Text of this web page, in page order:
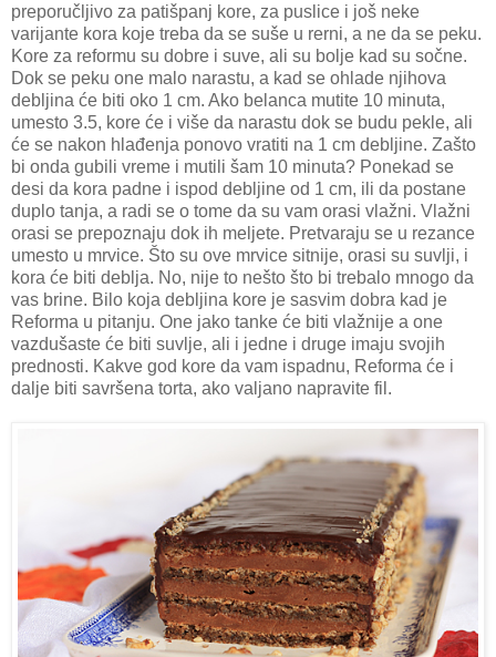
preporučljivo za patišpanj kore, za puslice i još neke
varijante kora koje treba da se suše u rerni, a ne da se peku.
Kore za reformu su dobre i suve, ali su bolje kad su sočne.
Dok se peku one malo narastu, a kad se ohlade njihova
debljina će biti oko 1 cm. Ako belanca mutite 10 minuta,
umesto 3.5, kore će i više da narastu dok se budu pekle, ali
će se nakon hlađenja ponovo vratiti na 1 cm debljine. Zašto
bi onda gubili vreme i mutili šam 10 minuta? Ponekad se
desi da kora padne i ispod debljine od 1 cm, ili da postane
duplo tanja, a radi se o tome da su vam orasi vlažni. Vlažni
orasi se prepoznaju dok ih meljete. Pretvaraju se u rezance
umesto u mrvice. Što su ove mrvice sitnije, orasi su suvlji, i
kora će biti deblja. No, nije to nešto što bi trebalo mnogo da
vas brine. Bilo koja debljina kore je sasvim dobra kad je
Reforma u pitanju. One jako tanke će biti vlažnije a one
vazdušaste će biti suvlje, ali i jedne i druge imaju svojih
prednosti. Kakve god kore da vam ispadnu, Reforma će i
dalje biti savršena torta, ako valjano napravite fil.